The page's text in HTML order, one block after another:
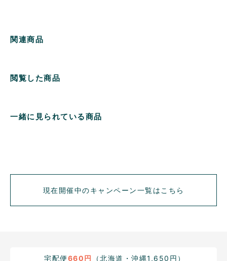
関連商品
閲覧した商品
一緒に見られている商品
現在開催中のキャンペーン一覧はこちら
宅配便660円
（北海道・沖縄1,650円）